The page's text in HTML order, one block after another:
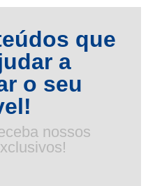
que
a
o seu
nossos